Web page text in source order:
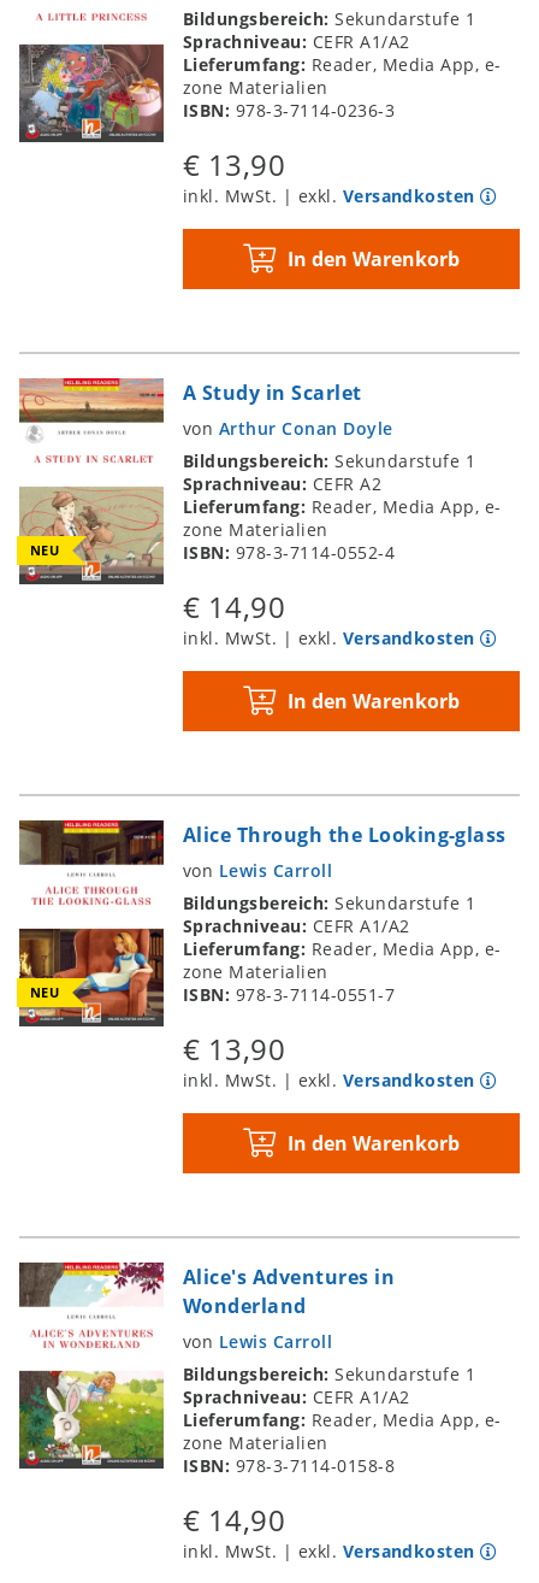
Bildungsbereich:Sekundarstufe 1
Sprachniveau: CEFR A1/A2
Lieferumfang: Reader, Media App, e-
zone Materialien
ISBN: 978-3-7114-0236-3
€ 13,90
inkl. MwSt. | exkl. Versandkosten
In den Warenkorb
NEU
A Study in Scarlet
von Arthur Conan Doyle
Bildungsbereich:Sekundarstufe 1
Sprachniveau: CEFR A2
Lieferumfang: Reader, Media App, e-
zone Materialien
ISBN: 978-3-7114-0552-4
€ 14,90
inkl. MwSt. | exkl. Versandkosten
In den Warenkorb
NEU
Alice Through the Looking-glass
von Lewis Carroll
Bildungsbereich:Sekundarstufe 1
Sprachniveau: CEFR A1/A2
Lieferumfang: Reader, Media App, e-
zone Materialien
ISBN: 978-3-7114-0551-7
€ 13,90
inkl. MwSt. | exkl. Versandkosten
In den Warenkorb
Alice's Adventures in
Wonderland
von Lewis Carroll
Bildungsbereich:Sekundarstufe 1
Sprachniveau: CEFR A1/A2
Lieferumfang: Reader, Media App, e-
zone Materialien
ISBN: 978-3-7114-0158-8
€ 14,90
inkl. MwSt. | exkl. Versandkosten